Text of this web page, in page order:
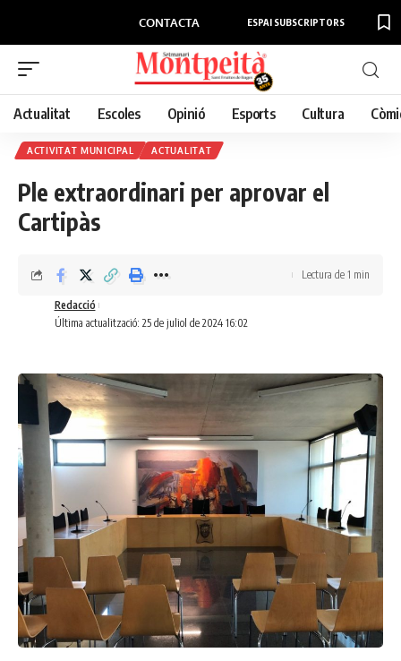
CONTACTA ESPAI SUBSCRIPTORS
Actualitat Escoles Opinió Esports Cultura
ACTIVITAT MUNICIPAL ACTUALITAT
Ple extraordinari per aprovar el
Cartipàs
Última actualització: 25 de juliol de 2024 16:02
Redacció
Lectura de 1 min